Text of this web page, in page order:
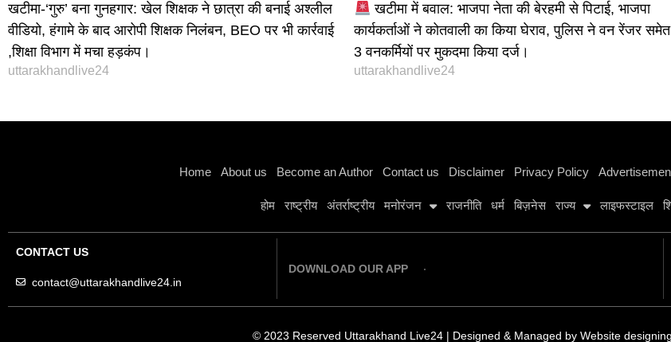
खटीमा-‘गुरु’ बना गुनहगार: खेल शिक्षक ने छात्रा की बनाई अश्लील
वीडियो, हंगामे के बाद आरोपी शिक्षक निलंबन, BEO पर भी कार्रवाई
,शिक्षा विभाग में मचा हड़कंप।
uttarakhandlive24
खटीमा में बवाल: भाजपा नेता की बेरहमी से पिटाई, भाजपा
कार्यकर्ताओं ने कोतवाली का किया घेराव, पुलिस ने वन रेंजर समेत
3 वनकर्मियों पर मुकदमा किया दर्ज।
uttarakhandlive24
Home About us Become an Author Contact us Disclaimer Privacy Policy
होम राष्ट्रीय अंतर्राष्ट्रीय मनोरंजन राजनीति धर्म बिज़नेस राज्य लाइफस्टाइल
CONTACT US
contact@uttarakhandlive24.in
DOWNLOAD OUR APP
© 2023 Reserved Uttarakhand Live24 | Designed & Managed by Website